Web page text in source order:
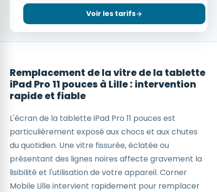
Voir les tarifs
Remplacement de la vitre de la tablette
iPad Pro 11 pouces à Lille : intervention
rapide et fiable
L'écran de la tablette iPad Pro 11 pouces est
particulièrement exposé aux chocs et aux chutes
du quotidien. Une vitre fissurée, éclatée ou
présentant des lignes noires affecte gravement la
lisibilité et l'utilisation de votre appareil. Corner
Mobile Lille intervient rapidement pour remplacer